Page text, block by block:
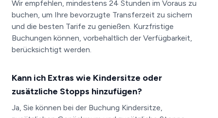
Wir empfehlen, mindestens 24 Stunden im Voraus zu
buchen, um Ihre bevorzugte Transferzeit zu sichern
und die besten Tarife zu genießen. Kurzfristige
Buchungen können, vorbehaltlich der Verfügbarkeit,
berücksichtigt werden.
Kann ich Extras wie Kindersitze oder
zusätzliche Stopps hinzufügen?
Ja, Sie können bei der Buchung Kindersitze,